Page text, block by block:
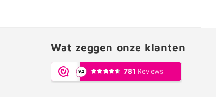
Wat zeggen onze klanten